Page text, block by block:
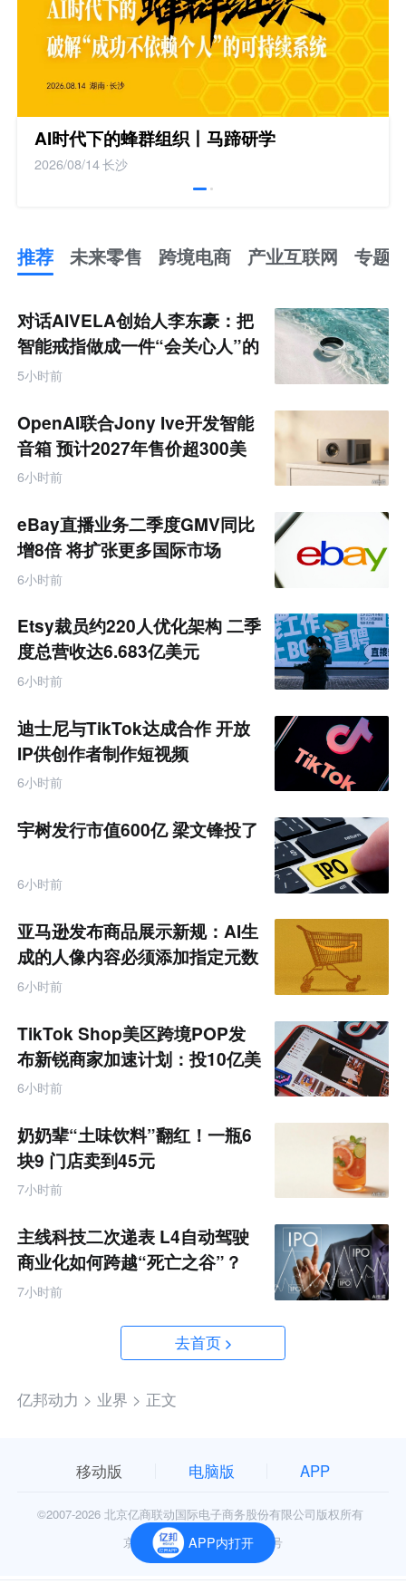
AI时代下的蜂群组织丨马蹄研学
2026/08/14长沙
推荐 未来零售 跨境电商 产业互联网 专题
来
零
售
跨
境
产
业
互
联
网
对话AIVELA创始人李东豪：把
智能戒指做成一件“会关心人”的
饰品
5小时前
OpenAI联合Jony Ive开发智能
音箱 预计2027年售价超300美
元
6小时前
eBay直播业务二季度GMV同比
增8倍 将扩张更多国际市场
6小时前
Etsy裁员约220人优化架构 二季
度总营收达6.683亿美元
6小时前
迪士尼与TikTok达成合作 开放
IP供创作者制作短视频
6小时前
宇树发行市值600亿 梁文锋投了
6小时前
亚马逊发布商品展示新规：AI生
成的人像内容必须添加指定元数
据
6小时前
TikTok Shop美区跨境POP发
布新锐商家加速计划：投10亿美
金资源帮扶四类商家
6小时前
奶奶辈“土味饮料”翻红！一瓶6
块9 门店卖到45元
7小时前
主线科技二次递表 L4自动驾驶
商业化如何跨越“死亡之谷”？
7小时前
去首页
亿邦动力 > 业界 > 正文
APP内打开
移动版 电脑版 APP
©2007-2026 北京亿商联动国际电子商务股份有限公司版权所有
京公网安备11010602006906号